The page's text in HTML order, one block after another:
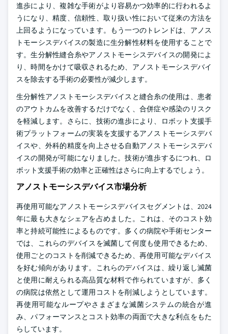
進歩により、複雑な手術がより容易かつ効率的に行われるよ
うになり、精度、信頼性、取り扱い性において従来の方法を
上回るようになっています。もう一つのトレンドは、アノス
トモーシスデバイスの製造に生分解性材料を使用することで
す。生分解性縫合糸やアノストモーシスデバイスの開発によ
り、時間をかけて吸収されるため、アノストモーシスデバイ
スを除去する手術の必要性が減少します。
生分解性アノストモーシスデバイスと縫合糸の使用は、患者
のアウトカムを改善するだけでなく、合併症や感染のリスク
を軽減します。さらに、技術の進歩により、ロボット支援手
術プラットフォームの実装を支援するアノストモーシスデバ
イスや、外科的精度を向上させる自動アノストモーシスデバ
イスの開発が可能になりました。技術が進歩するにつれ、ロ
ボット支援手術の効率と正確性はさらに向上するでしょう。
アノストモーシスデバイス市場分析
再使用可能なアノストモーシスデバイスセグメントは、2024
年に最も大きなシェアを占めました。これは、そのコスト効
率と持続可能性によるものです。多くの病院や手術センター
では、これらのデバイスを滅菌して何度も使用できるため、
使用ごとのコストを削減できるため、再使用可能なデバイス
を好む傾向があります。これらのデバイスは、繰り返し滅菌
と使用に耐えられる高品質な材料で作られていますが、多く
の病院は依然として運用コストを削減しようとしています。
再使用可能なループやさまざまな滅菌システムの統合が進
み、パフォーマンスとコスト効率の両面で大きな利点をもた
らしています。